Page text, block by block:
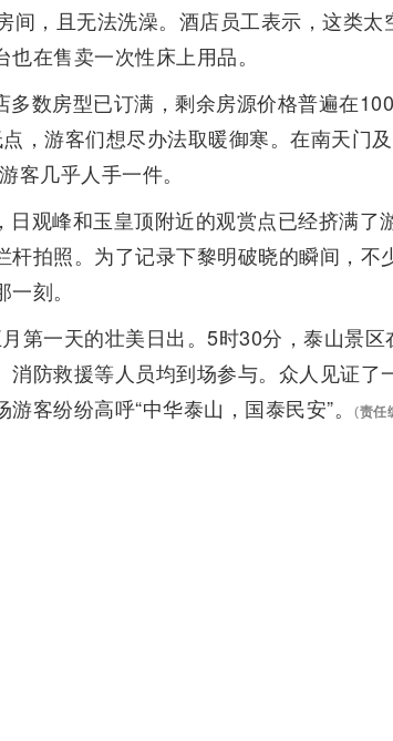
间，且无法洗澡。酒店员工表示，这类太
在售卖一次性床上用品。
数房型已订满，剩余房源价格普遍在
，游客们想尽办法取暖御寒。在南天门
客几乎人手一件。
日观峰和玉皇顶附近的观赏点已经挤满了
杆拍照。为了记录下黎明破晓的瞬间，不
刻。
第一天的壮美日出。5时30分，泰山景区
防救援等人员均到场参与。众人见证了
客纷纷高呼“中华泰山，国泰民安”。
(责任